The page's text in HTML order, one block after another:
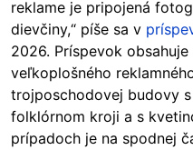
reklame je pripojená
dievčiny,“ píše sa v
2026. Príspevok
veľkoplošného
trojposchodovej budovy
folklórnom kroji a s
prípadoch je na spodnej